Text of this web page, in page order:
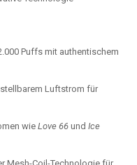
Puffs mit authentischem
Luftstrom für
wieLove 66 und Ice